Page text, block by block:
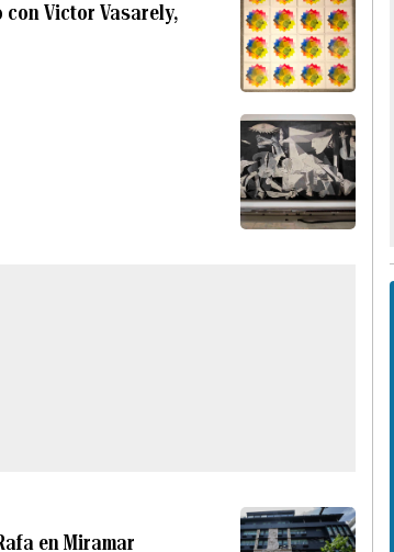
Victor Vasarely,
en Miramar